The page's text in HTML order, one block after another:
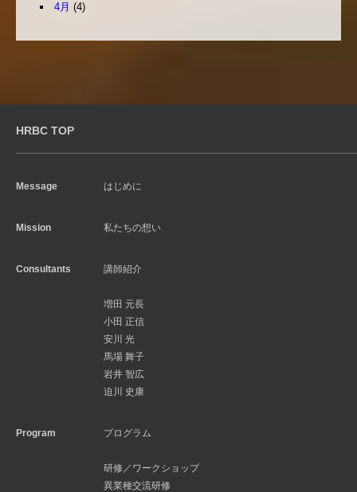
4月 (4)
HRBC TOP
Message はじめに
Mission 私たちの想い
Consultants 講師紹介
増田 元長
小田 正信
安川 光
馬場 舞子
岩井 智広
迫川 史康
Program プログラム
研修／ワークショップ
異業種交流研修